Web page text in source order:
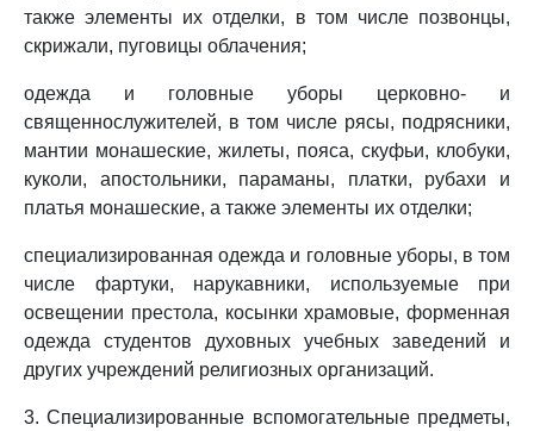
также элементы их отделки, в том числе позвонцы,
скрижали, пуговицы облачения;
одежда и головные уборы церковно- и
священнослужителей, в том числе рясы, подрясники,
мантии монашеские, жилеты, пояса, скуфьи, клобуки,
куколи, апостольники, параманы, платки, рубахи и
платья монашеские, а также элементы их отделки;
специализированная одежда и головные уборы, в том
числе фартуки, нарукавники, используемые при
освещении престола, косынки храмовые, форменная
одежда студентов духовных учебных заведений и
других учреждений религиозных организаций.
3. Специализированные вспомогательные предметы,